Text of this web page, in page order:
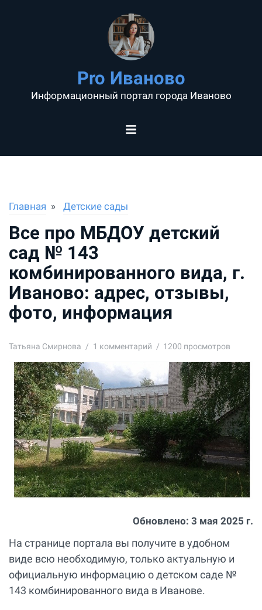
Pro Иваново
Информационный портал города Иваново
Главная Детские сады
Все про МБДОУ детский
сад № 143
комбинированного вида, г.
Иваново: адрес, отзывы,
фото, информация
Татьяна Смирнова 1 комментарий 1200 просмотров
Обновлено: 3 мая 2025 г.
На странице портала вы получите в удобном
виде всю необходимую, только актуальную и
официальную информацию о детском саде №
143 комбинированного вида в Иванове.